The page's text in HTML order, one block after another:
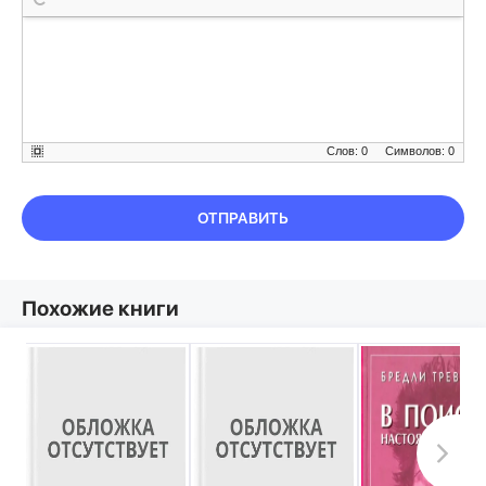
Символов: 0
Слов: 0
ОТПРАВИТЬ
Похожие книги